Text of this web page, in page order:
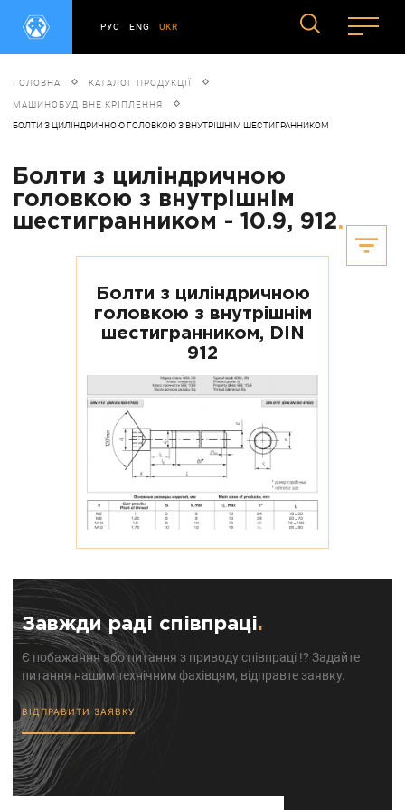
РУС ENG UKR
ГОЛОВНА КАТАЛОГ ПРОДУКЦІЇ
МАШИНОБУДІВНЕ КРІПЛЕННЯ
БОЛТИ З ЦИЛІНДРИЧНОЮ ГОЛОВКОЮ З ВНУТРІШНІМ ШЕСТИГРАННИКОМ
Болти з циліндричною
головкою з внутрішнім
шестигранником - 10.9, 912.
Болти з циліндричною
головкою з внутрішнім
шестигранником, DIN
912
Завжди раді співпраці.
Є побажання або питання з приводу співпраці !? Задайте
питання нашим технічним фахівцям, відправте заявку.
ВІДПРАВИТИ ЗАЯВКУ